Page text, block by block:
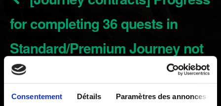
Consentement Détails Paramètres des annonces
for completing 36 quests in
Standard/Premium Journey not
counted
Créé il y a 4 ans Mis à jour il y a 3 ans